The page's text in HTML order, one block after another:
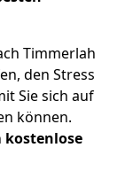
Timmerlah
den Stress
Sie sich auf
können.
kostenlose